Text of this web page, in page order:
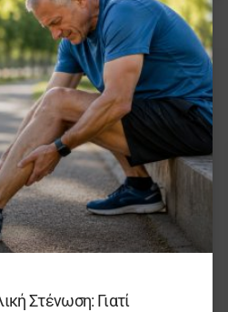
Στένωση: Γιατί